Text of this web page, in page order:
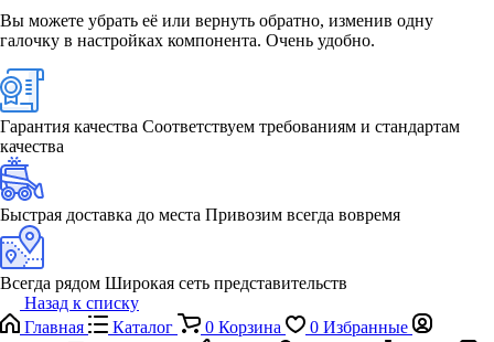
Вы можете убрать её или вернуть обратно, изменив одну
галочку в настройках компонента. Очень удобно.
Гарантия качества Соответствуем требованиям и стандартам
качества
Быстрая доставка до места Привозим всегда вовремя
Всегда рядом Широкая сеть представительств
Назад к списку
Главная
Каталог 0 Корзина 0 Избранные